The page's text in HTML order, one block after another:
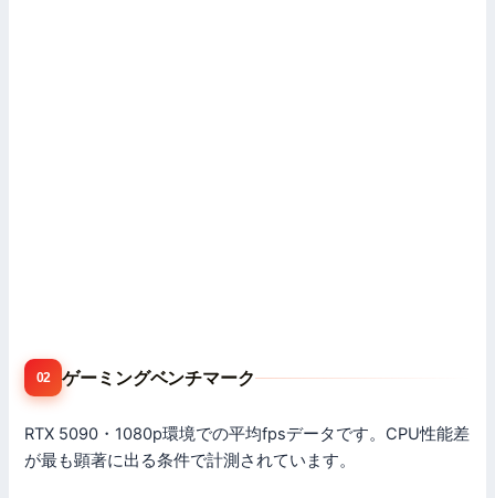
02 ゲーミングベンチマーク
RTX 5090・1080p環境での平均fpsデータです。CPU性能差
が最も顕著に出る条件で計測されています。